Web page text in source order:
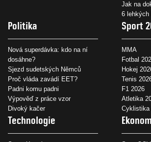
Jak na
6 lehkých
Politika
Nová superdávka: kdo na ní
dosáhne?
Sjezd sudetských Němců
Proč vláda zavádí EET?
Padni komu padni
Výpověď z práce vzor
Divoký kačer
Sport
MMA
Fotbal
Hokej
Tenis
F1 2026
Atletika
Cyklistika
Technologie